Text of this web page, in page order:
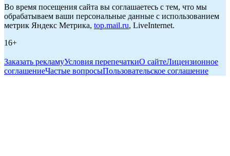
Во время посещения сайта вы соглашаетесь с тем, что мы
обрабатываем ваши персональные данные с использованием
метрик Яндекс Метрика, top.mail.ru, LiveInternet.
16+
Заказать рекламуУсловия перепечаткиО сайтеЛицензионное
соглашениеЧастые вопросыПользовательское соглашение